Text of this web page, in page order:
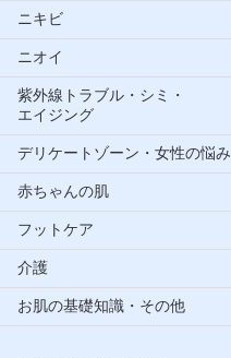
ニキビ
ニオイ
紫外線トラブル・シミ・
エイジング
デリケートゾーン・女性の悩み
赤ちゃんの肌
フットケア
介護
お肌の基礎知識・その他